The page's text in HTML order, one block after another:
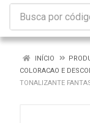
INÍCIO
COLORACAO E
TONALIZANTE